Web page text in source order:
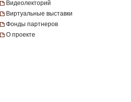
Видеолекторий
Виртуальные выставки
Фонды партнеров
О проекте